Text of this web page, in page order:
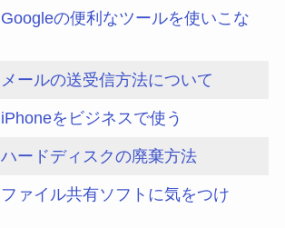
Googleの便利なツールを使いこな
メールの送受信方法について
iPhoneをビジネスで使う
ハードディスクの廃棄方法
ファイル共有ソフトに気をつけ